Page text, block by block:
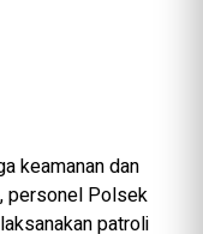
keamanan dan
personel Polsek
patroli